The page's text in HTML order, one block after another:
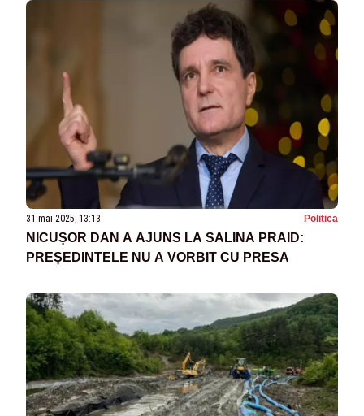
31 mai 2025, 13:13 Politica
NICUȘOR DAN A AJUNS LA SALINA PRAID:
PREȘEDINTELE NU A VORBIT CU PRESA